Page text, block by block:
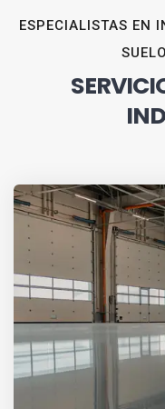
ESPECIALISTAS EN